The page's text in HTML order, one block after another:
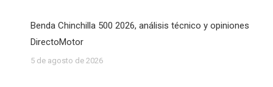
Benda Chinchilla 500 2026, análisis técnico y opiniones
DirectoMotor
5 de agosto de 2026